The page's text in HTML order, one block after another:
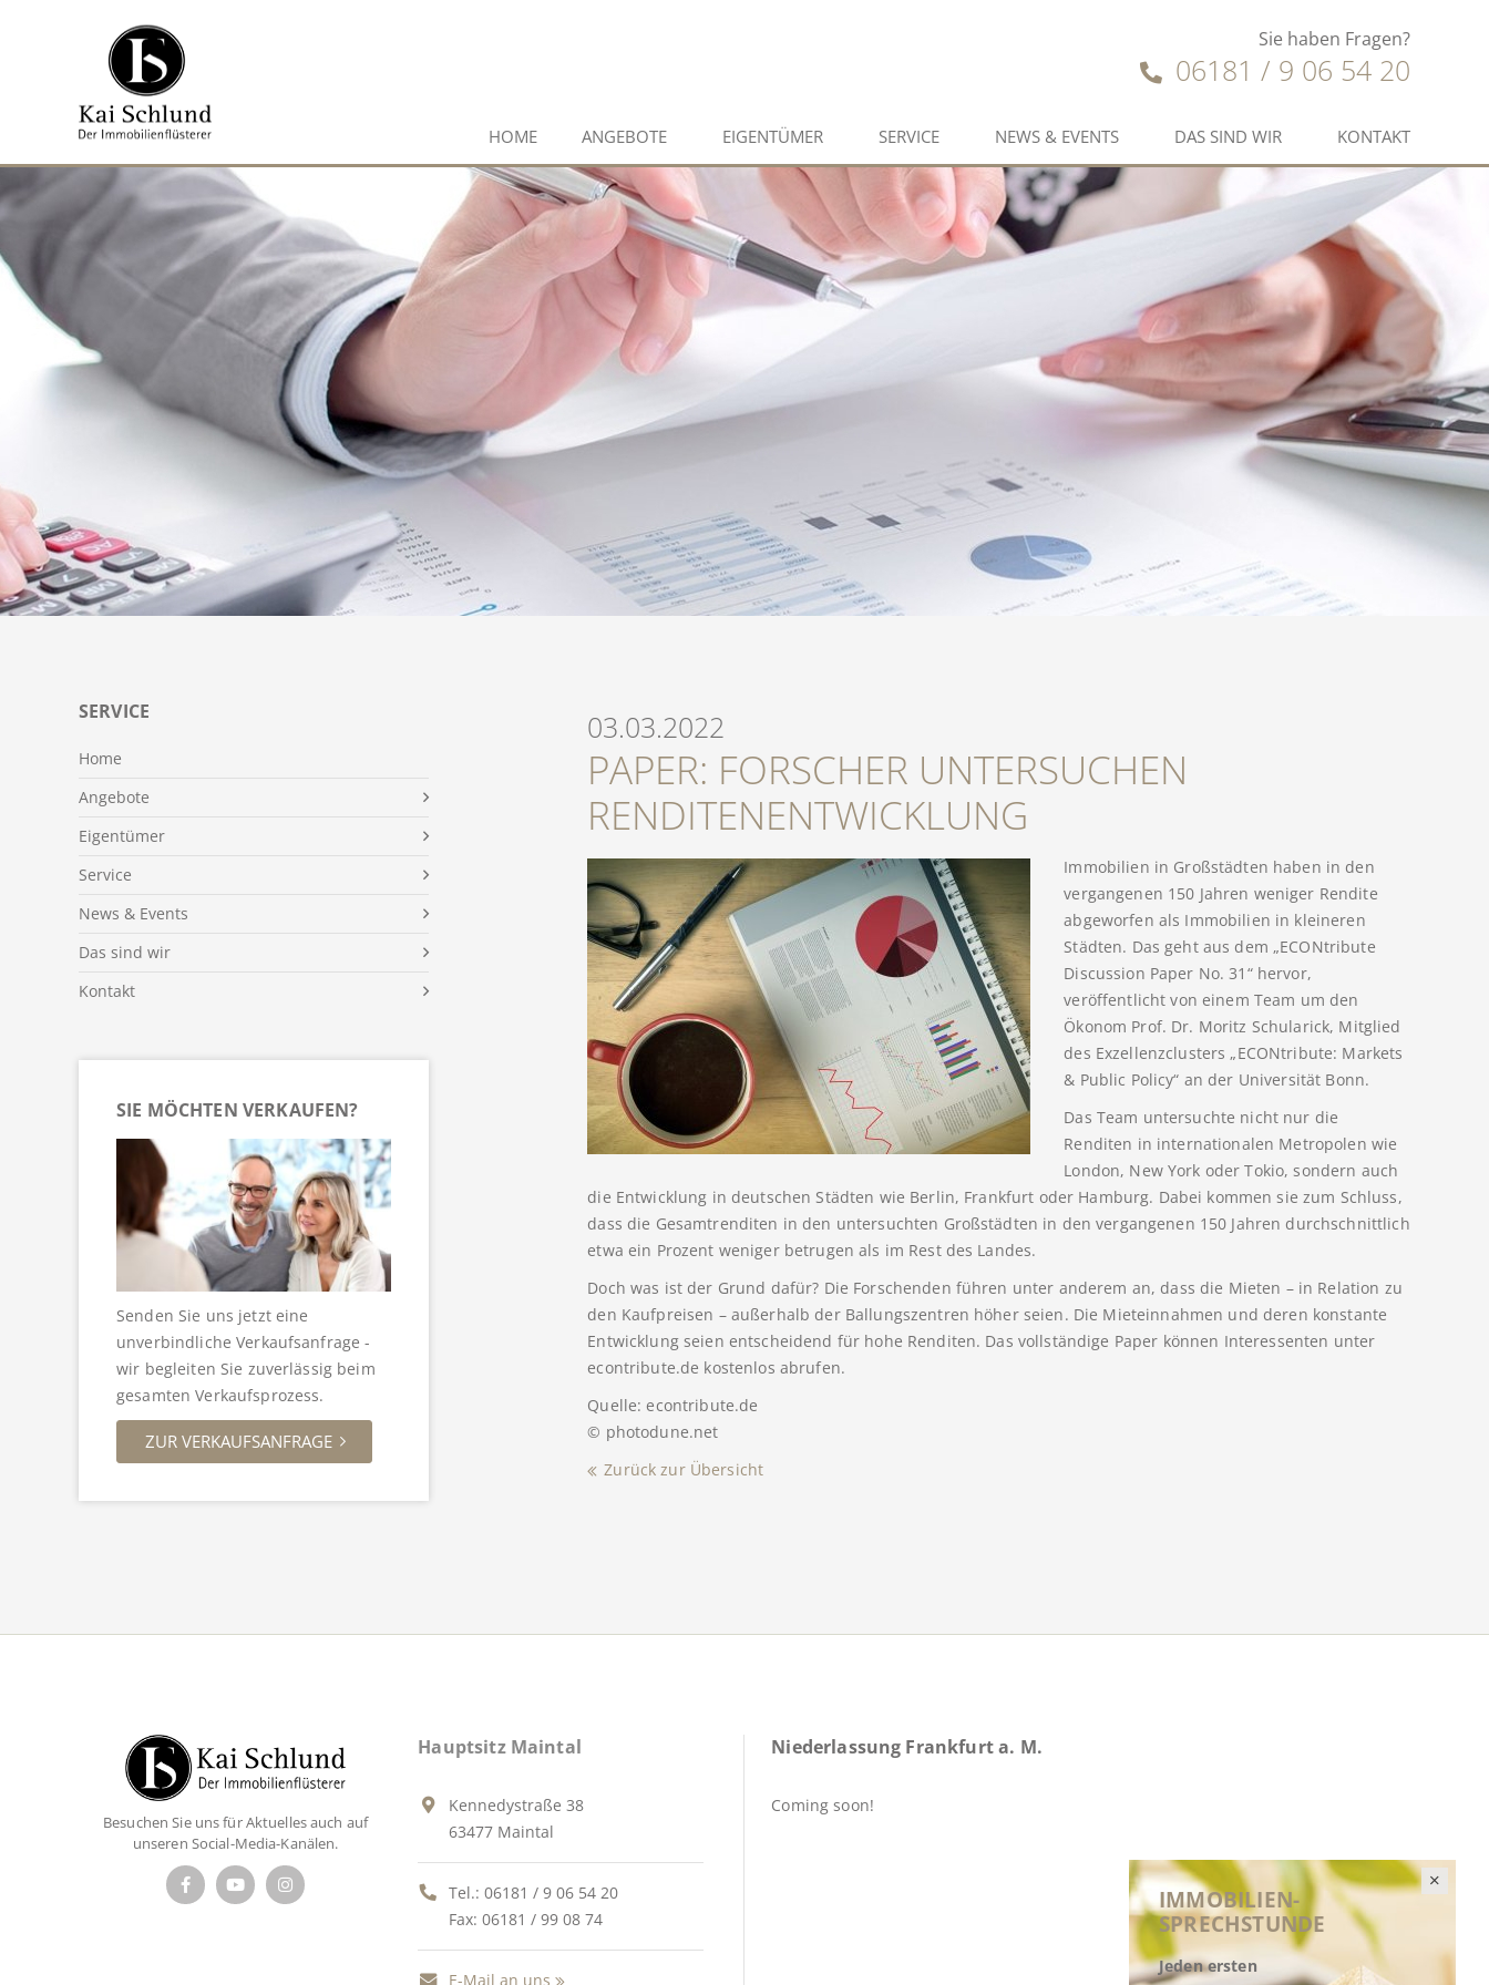
Sie haben Fragen?
06181 / 9 06 54 20
HOME ANGEBOTE EIGENTÜMER SERVICE NEWS & EVENTS DAS SIND WIR KONTAKT
SERVICE
Home
Angebote
Eigentümer
Service
News & Events
Das sind wir
Kontakt
SIE MÖCHTEN VERKAUFEN?
Senden Sie uns jetzt eine
unverbindliche Verkaufsanfrage -
wir begleiten Sie zuverlässig beim
gesamten Verkaufsprozess.
ZUR VERKAUFSANFRAGE
03.03.2022
PAPER: FORSCHER UNTERSUCHEN
RENDITENENTWICKLUNG
Immobilien in Großstädten haben in den
vergangenen 150 Jahren weniger Rendite
abgeworfen als Immobilien in kleineren
Städten. Das geht aus dem „ECONtribute
Discussion Paper No. 31“ hervor,
veröffentlicht von einem Team um den
Ökonom Prof. Dr. Moritz Schularick, Mitglied
des Exzellenzclusters „ECONtribute: Markets
& Public Policy“ an der Universität Bonn.
Das Team untersuchte nicht nur die
Renditen in internationalen Metropolen wie
London, New York oder Tokio, sondern auch
die Entwicklung in deutschen Städten wie Berlin, Frankfurt oder Hamburg. Dabei kommen sie zum Schluss,
dass die Gesamtrenditen in den untersuchten Großstädten in den vergangenen 150 Jahren durchschnittlich
etwa ein Prozent weniger betrugen als im Rest des Landes.
Doch was ist der Grund dafür? Die Forschenden führen unter anderem an, dass die Mieten – in Relation zu
den Kaufpreisen – außerhalb der Ballungszentren höher seien. Die Mieteinnahmen und deren konstante
Entwicklung seien entscheidend für hohe Renditen. Das vollständige Paper können Interessenten unter
econtribute.de kostenlos abrufen.
Quelle: econtribute.de
© photodune.net
Zurück zur Übersicht
IMMOBILIEN-
SPRECHSTUNDE
Jeden ersten
Besuchen Sie uns für Aktuelles auch auf
unseren Social-Media-Kanälen.
Hauptsitz Maintal
Kennedystraße 38
63477 Maintal
Tel.:06181 / 9 06 54 20
Fax: 06181 / 99 08 74
E-Mail an uns
Niederlassung Frankfurt a. M.
Coming soon!